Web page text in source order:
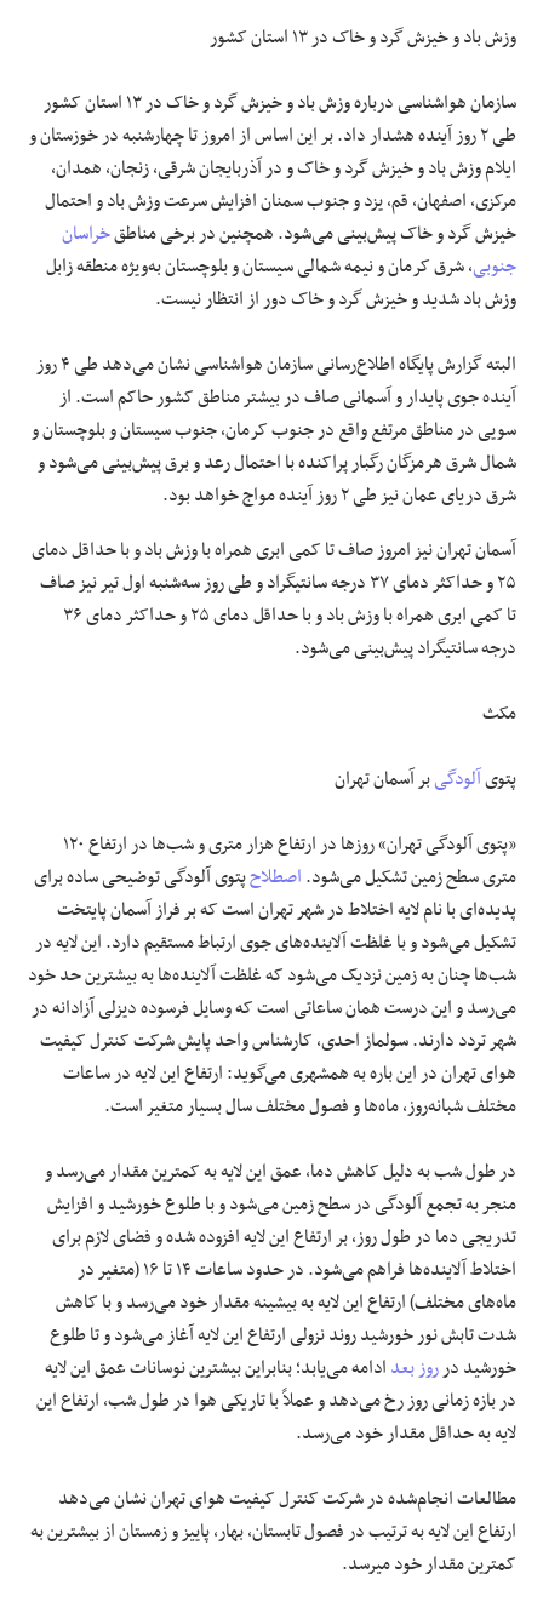
وزش باد و خیزش گرد و خاک در ۱۳ استان کشور
سازمان هواشناسی درباره وزش باد و خیزش گرد و خاک در ۱۳ استان کشور
طی ۲ روز آینده هشدار داد. بر این اساس از امروز تا چهارشنبه در خوزستان و
ایلام وزش باد و خیزش گرد و خاک و در آذربایجان شرقی، زنجان، همدان،
مرکزی، اصفهان، قم، یزد و جنوب سمنان افزایش سرعت وزش باد و احتمال
خیزش گرد و خاک پیش‌بینی می‌شود. همچنین در برخی مناطقخراسان
جنوبی، شرق کرمان و نیمه شمالی سیستان و بلوچستان به‌ویژه منطقه زابل
وزش باد شدید و خیزش گرد و خاک دور از انتظار نیست.
البته گزارش پایگاه اطلاع‌رسانی سازمان هواشناسی نشان می‌دهد طی ۴ روز
آینده جوی پایدار و آسمانی صاف در بیشتر مناطق کشور حاکم است. از
سویی در مناطق مرتفع واقع در جنوب کرمان، جنوب سیستان و بلوچستان و
شمال شرق هرمزگان رگبار پراکنده با احتمال رعد و برق پیش‌بینی می‌شود و
شرق دریای عمان نیز طی ۲ روز آینده مواج خواهد بود.
آسمان تهران نیز امروز صاف تا کمی ابری همراه با وزش باد و با حداقل دمای
۲۵ و حداکثر دمای ۳۷ درجه سانتیگراد و طی روز سه‌شنبه اول تیر نیز صاف
تا کمی ابری همراه با وزش باد و با حداقل دمای ۲۵ و حداکثر دمای ۳۶
درجه سانتیگراد پیش‌بینی می‌شود.
مکث
پتویآلودگیبر آسمان تهران
«پتوی آلودگی تهران» روز‌ها در ارتفاع هزار متری و شب‌ها در ارتفاع ۱۲۰
متری سطح زمین تشکیل می‌شود.اصطلاحپتوی آلودگی توضیحی ساده برای
پدیده‌ای با نام لایه اختلاط در شهر تهران است که بر فراز آسمان پایتخت
تشکیل می‌شود و با غلظت آلاینده‌های جوی ارتباط مستقیم دارد. این لایه در
شب‌ها چنان به زمین نزدیک می‌شود که غلظت آلاینده‌ها به بیشترین حد خود
می‌رسد و این درست همان ساعاتی است که وسایل فرسوده دیزلی آزادانه در
شهر تردد دارند. سولماز احدی، کارشناس واحد پایش شرکت کنترل کیفیت
هوای تهران در این باره به همشهری می‌گوید: ارتفاع این لایه در ساعات
مختلف شبانه‌روز، ماه‌­ها و فصول مختلف سال بسیار متغیر است.
در طول شب به دلیل کاهش دما، عمق این لایه به کمترین مقدار می‌­رسد و
منجر به تجمع آلودگی در سطح زمین می­‌شود و با طلوع خورشید و افزایش
تدریجی دما در طول روز، بر ارتفاع این لایه افزوده شده و فضای لازم برای
اختلاط آلاینده‌­ها فراهم می‌شود. در حدود ساعات ۱۴ تا ۱۶ (متغیر در
ماه‌های مختلف) ارتفاع این لایه به بیشینه مقدار خود می‌رسد و با کاهش
شدت تابش نور خورشید روند نزولی ارتفاع این لایه آغاز می‌شود و تا طلوع
خورشید درروز بعدادامه می‌یابد؛ بنابراین بیشترین نوسانات عمق این لایه
در بازه زمانی روز رخ می‌دهد و عملاً با تاریکی هوا در طول شب، ارتفاع این
لایه به حداقل مقدار خود می‌رسد.
مطالعات انجام‌­شده در شرکت کنترل کیفیت هوای تهران نشان می‌دهد
ارتفاع این لایه به ترتیب در فصول تابستان، بهار، پاییز و زمستان از بیشترین به
کمترین مقدار خود می­رسد.